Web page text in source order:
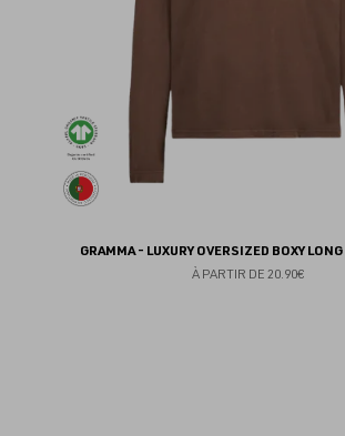
GRAMMA - LUXURY OVERSIZED BOXY LONG
À PARTIR DE 20.90€